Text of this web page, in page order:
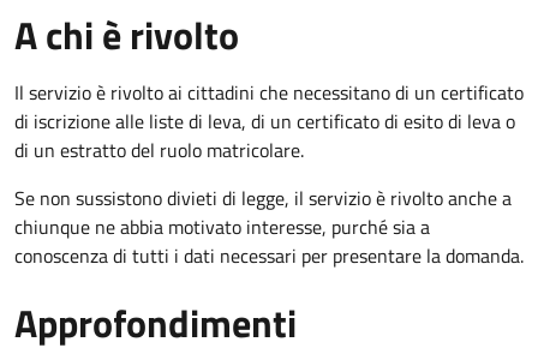
A chi è rivolto
Il servizio è rivolto ai cittadini che necessitano di un certificato
di iscrizione alle liste di leva, di un certificato di esito di leva o
di un estratto del ruolo matricolare.
Se non sussistono divieti di legge, il servizio è rivolto anche a
chiunque ne abbia motivato interesse, purché sia a
conoscenza di tutti i dati necessari per presentare la domanda.
Approfondimenti